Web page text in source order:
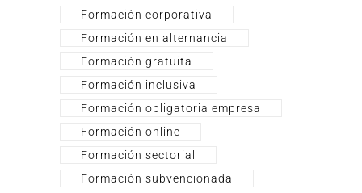
Formación corporativa
Formación en alternancia
Formación gratuita
Formación inclusiva
Formación obligatoria empresa
Formación online
Formación sectorial
Formación subvencionada